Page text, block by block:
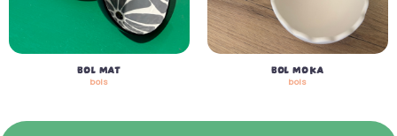
BOL MAT
bols
BOL MOKA
bols